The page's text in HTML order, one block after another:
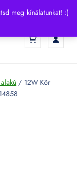
meg kínálatunkat! :)
/ 12W Kör